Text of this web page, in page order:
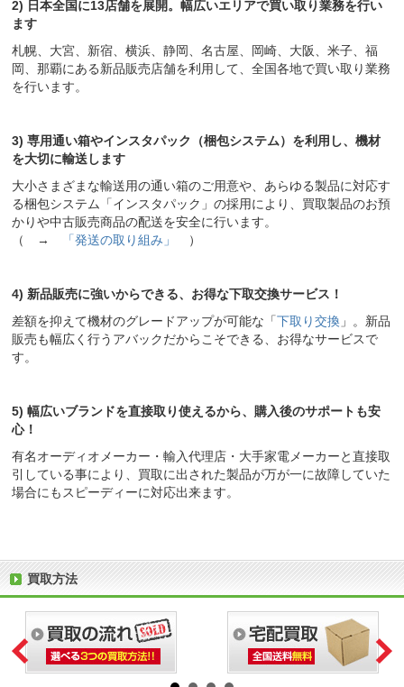
2) 日本全国に13店舗を展開。幅広いエリアで買い取り業務を行い
ます
札幌、大宮、新宿、横浜、静岡、名古屋、岡崎、大阪、米子、福
岡、那覇にある新品販売店舗を利用して、全国各地で買い取り業務
を行います。
3) 専用通い箱やインスタパック（梱包システム）を利用し、機材
を大切に輸送します
大小さまざまな輸送用の通い箱のご用意や、あらゆる製品に対応す
る梱包システム「インスタパック」の採用により、買取製品のお預
かりや中古販売商品の配送を安全に行います。
（ →
「発送の取り組み」 ）
4) 新品販売に強いからできる、お得な下取交換サービス！
差額を抑えて機材のグレードアップが可能な「下取り交換 」。新品
販売も幅広く行うアバックだからこそできる、お得なサービスで
す。
5) 幅広いブランドを直接取り使えるから、購入後のサポートも安
心！
有名オーディオメーカー・輸入代理店・大手家電メーカーと直接取
引している事により、買取に出された製品が万が一に故障していた
場合にもスピーディーに対応出来ます。
買取方法